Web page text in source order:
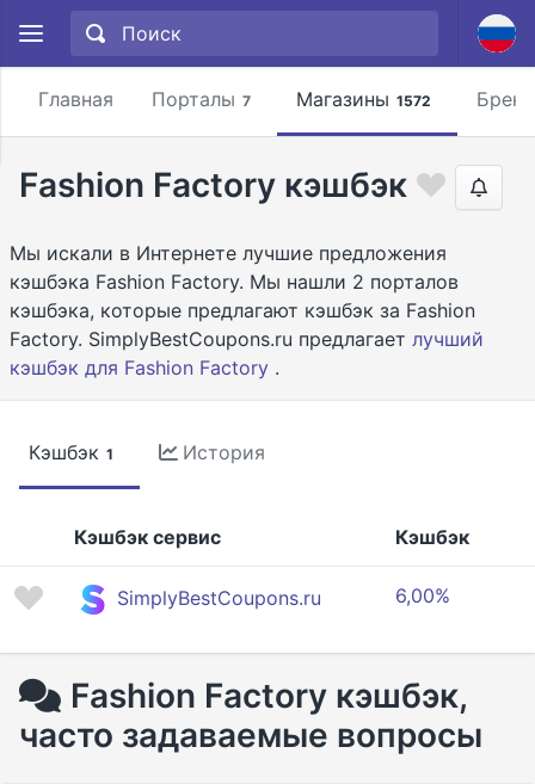
Главная Порталы 7 Магазины 1572
Fashion Factory кэшбэк
Мы искали в Интернете лучшие предложения
кэшбэка Fashion Factory. Мы нашли 2 порталов
кэшбэка, которые предлагают кэшбэк за Fashion
Factory. SimplyBestCoupons.ru предлагает лучший
кэшбэк для Fashion Factory .
Кэшбэк 1 История
Кэшбэк сервис Кэшбэк
SimplyBestCoupons.ru 6,00%
Fashion Factory кэшбэк,
часто задаваемые вопросы